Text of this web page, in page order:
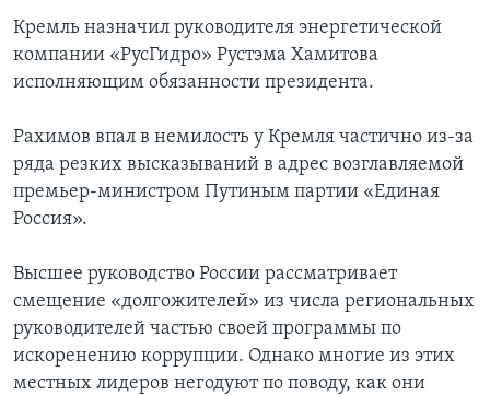
Кремль назначил руководителя энергетической
компании «РусГидро» Рустэма Хамитова
исполняющим обязанности президента.
Рахимов впал в немилость у Кремля частично из-за
ряда резких высказываний в адрес возглавляемой
премьер-министром Путиным партии «Единая
Россия».
Высшее руководство России рассматривает
смещение «долгожителей» из числа региональных
руководителей частью своей программы по
искоренению коррупции. Однако многие из этих
местных лидеров негодуют по поводу, как они